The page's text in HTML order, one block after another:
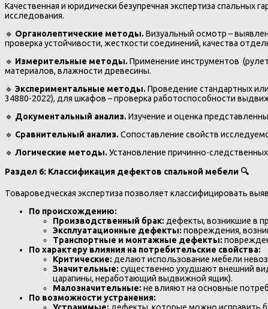
Качественная и юридически безупречная экспертиза
исследования.
🔹 Органолептические методы.Визуальный осмотр –
проверка устойчивости, жесткости соединений, качества
🔹 Измерительные методы.Применение инструментов
материалов, влажности древесины.
🔹 Экспериментальные методы.Проведение стандартных
34880-2022), для шкафов – проверка работоспособности
🔹 Документальный анализ.Изучение и оценка
🔹 Сравнительный анализ.Сопоставление свойств
🔹 Логические методы.Установление причинно-
Раздел 6: Классификация дефектов спальной мебели 🔍
Товароведческая экспертиза позволяет классифицировать
По происхождению:
Производственный брак:дефекты, возникшие в
Эксплуатационные дефекты:повреждения,
Транспортные и монтажные дефекты:
По характеру влияния на потребительские свойства:
Критические:делают использование мебели
Значительные:существенно ухудшают внешний
царапины, неработающий выдвижной ящик).
Малозначительные:не влияют на основные
По возможности устранения: